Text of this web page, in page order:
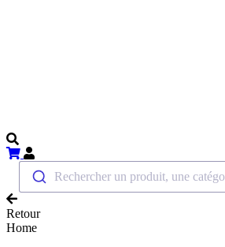
Rechercher un produit, une
Retour
Home